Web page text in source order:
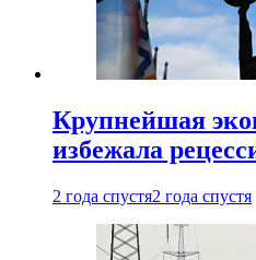
Крупнейшая
избежала
2 года спустя2 года спустя